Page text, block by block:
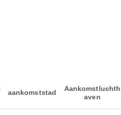
aankomststad
Aankomstluchth
aven